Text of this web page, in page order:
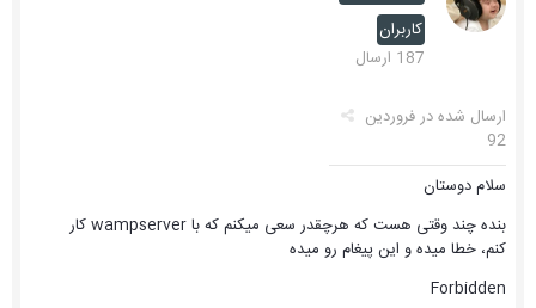
کاربران
187 ارسال
ارسال شده درفروردین
92
سلام دوستان
بنده چند وقتی هست که هرچقدر سعی میکنم که با wampserver کار
کنم، خطا میده و این پیغام رو میده
Forbidden